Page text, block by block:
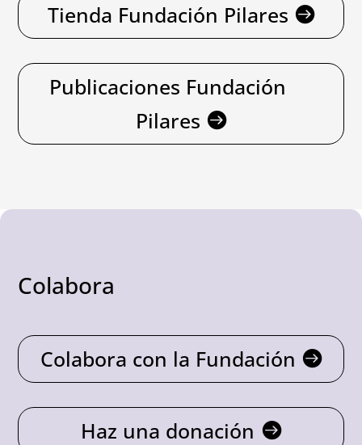
Tienda Fundación Pilares
Publicaciones Fundación
Pilares
Colabora
Colabora con la Fundación
Haz una donación